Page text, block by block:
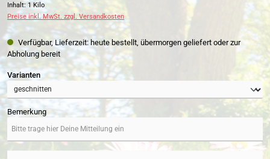
Inhalt: 1 Kilo
Preise inkl. MwSt. zzgl. Versandkosten
Verfügbar, Lieferzeit: heute bestellt, übermorgen geliefert oder zur
Abholung bereit
Variantenauswählen
Bemerkung